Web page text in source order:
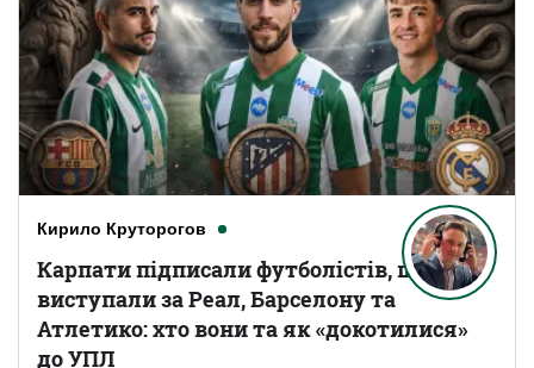
Кирило Круторогов
Карпати підписали футболістів, що
виступали за Реал, Барселону та
Атлетико: хто вони та як «докотилися»
до УПЛ